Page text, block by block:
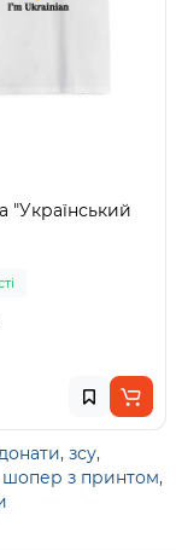
"Український
, зсу,
шопер з принтом,